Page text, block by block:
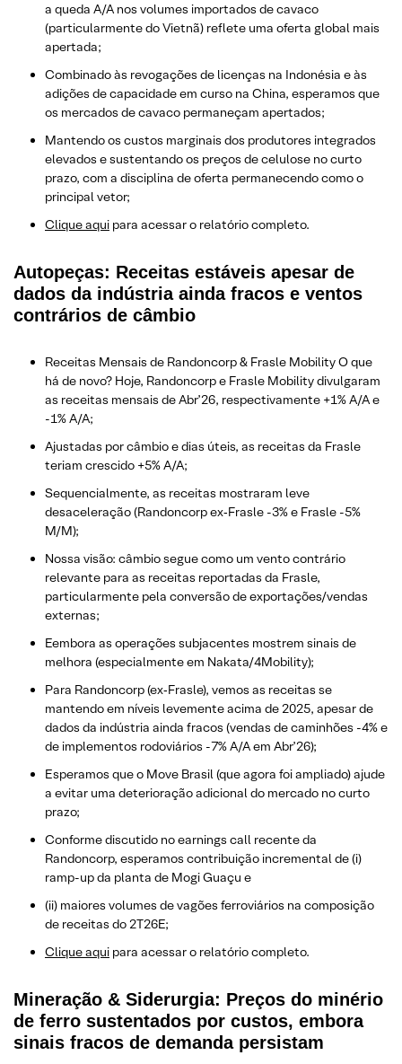
a queda A/A nos volumes importados de cavaco
(particularmente do Vietnã) reflete uma oferta global mais
apertada;
Combinado às revogações de licenças na Indonésia e às
adições de capacidade em curso na China, esperamos que
os mercados de cavaco permaneçam apertados;
Mantendo os custos marginais dos produtores integrados
elevados e sustentando os preços de celulose no curto
prazo, com a disciplina de oferta permanecendo como o
principal vetor;
Clique aqui para acessar o relatório completo.
Autopeças: Receitas estáveis apesar de
dados da indústria ainda fracos e ventos
contrários de câmbio
Receitas Mensais de Randoncorp & Frasle Mobility O que
há de novo? Hoje, Randoncorp e Frasle Mobility divulgaram
as receitas mensais de Abr’26, respectivamente +1% A/A e
-1% A/A;
Ajustadas por câmbio e dias úteis, as receitas da Frasle
teriam crescido +5% A/A;
Sequencialmente, as receitas mostraram leve
desaceleração (Randoncorp ex‑Frasle -3% e Frasle -5%
M/M);
Nossa visão: câmbio segue como um vento contrário
relevante para as receitas reportadas da Frasle,
particularmente pela conversão de exportações/vendas
externas;
Eembora as operações subjacentes mostrem sinais de
melhora (especialmente em Nakata/4Mobility);
Para Randoncorp (ex‑Frasle), vemos as receitas se
mantendo em níveis levemente acima de 2025, apesar de
dados da indústria ainda fracos (vendas de caminhões -4% e
de implementos rodoviários -7% A/A em Abr’26);
Esperamos que o Move Brasil (que agora foi ampliado) ajude
a evitar uma deterioração adicional do mercado no curto
prazo;
Conforme discutido no earnings call recente da
Randoncorp, esperamos contribuição incremental de (i)
ramp-up da planta de Mogi Guaçu e
(ii) maiores volumes de vagões ferroviários na composição
de receitas do 2T26E;
Clique aqui para acessar o relatório completo.
Mineração & Siderurgia: Preços do minério
de ferro sustentados por custos, embora
sinais fracos de demanda persistam